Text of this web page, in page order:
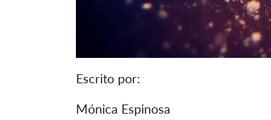
Escrito por:
Mónica Espinosa